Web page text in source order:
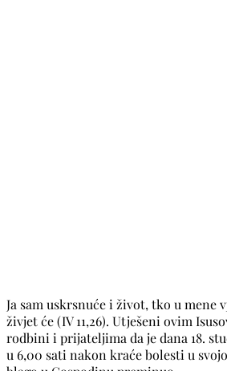
Ja sam uskrsnuće i život, tko u mene
živjet će (IV 11,26). Utješeni ovim
rodbini i prijateljima da je dana 18.
u 6,00 sati nakon kraće bolesti u